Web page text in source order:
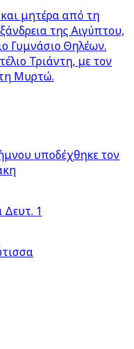
μητέρα από τη
της Αιγύπτου,
Γυμνάσιο Θηλέων.
Τριάντη, με τον
Μυρτώ.
υποδέχθηκε τον
1